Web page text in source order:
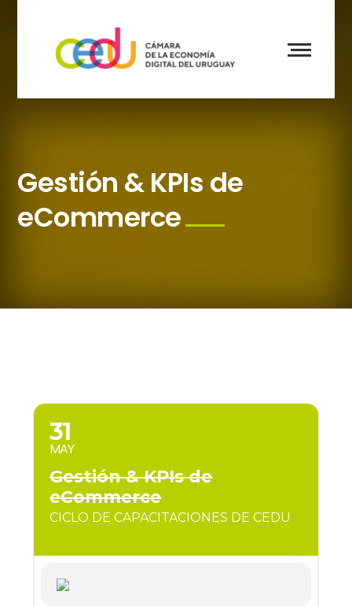
Gestión & KPIs de
eCommerce
31
MAY
Gestión & KPIs de
eCommerce
CICLO DE CAPACITACIONES DE CEDU